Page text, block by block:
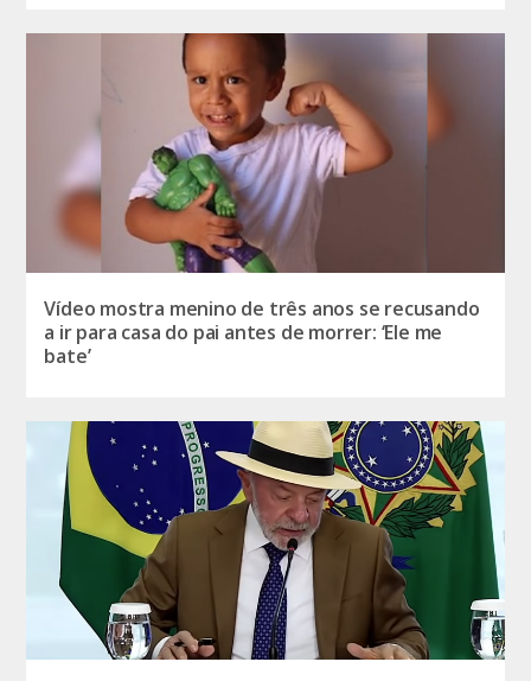
Vídeo mostra menino de três anos se recusando
a ir para casa do pai antes de morrer: ‘Ele me
bate’